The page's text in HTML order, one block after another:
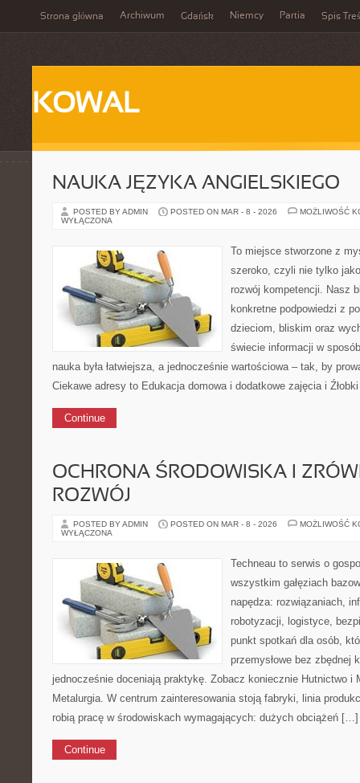
Strona główna Archiwum Gdańsk Niemcy Partia Spis
KOWAL
NAUKA JĘZYKA ANGIELSKIEGO
POSTED BY ADMIN POSTED ON MAR - 8 - 2026
MOŻLIWOŚĆ
WYŁĄCZONA
To miejsce stworzone z
szeroko, czyli nie tylko
rozwój kompetencji. Nasz
konkretne podpowiedzi z
dzieciom, bliskim oraz
świecie informacji w
nauka była łatwiejsza, a jednocześnie wartościowa – tak, by
Ciekawe adresy to Edukacja domowa i dodatkowe zajęcia i
Continue
OCHRONA ŚRODOWISKA I
ROZWÓJ
POSTED BY ADMIN POSTED ON MAR - 8 - 2026
MOŻLIWOŚĆ
WYŁĄCZONA
Techneau to serwis o
wszystkim gałęziach
napędza: rozwiązaniach,
robotyzacji, logistyce,
punkt spotkań dla osób,
przemysłowe bez zbędnej
jednocześnie doceniają praktykę. Zobacz koniecznie Hutnictwo i
Metalurgia. W centrum zainteresowania stoją fabryki, linia
robią pracę w środowiskach wymagających: dużych obciążeń […]
Continue